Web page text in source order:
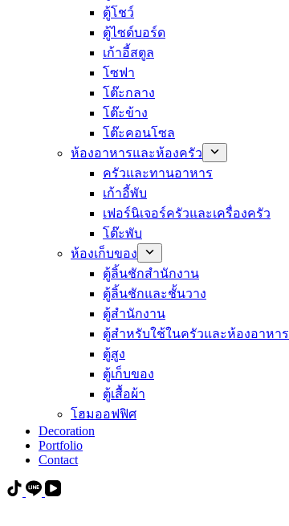
ตู้โชว์
ตู้ไซด์บอร์ด
เก้าอี้สตูล
โซฟา
โต๊ะกลาง
โต๊ะข้าง
โต๊ะคอนโซล
ห้องอาหารและห้องครัว
ครัวและทานอาหาร
เก้าอี้พับ
เฟอร์นิเจอร์ครัวและเครื่องครัว
โต๊ะพับ
ห้องเก็บของ
ตู้ลิ้นชักสำนักงาน
ตู้ลิ้นชักและชั้นวาง
ตู้สำนักงาน
ตู้สำหรับใช้ในครัวและห้องอาหาร
ตู้สูง
ตู้เก็บของ
ตู้เสื้อผ้า
โฮมออฟฟิศ
Decoration
Portfolio
Contact